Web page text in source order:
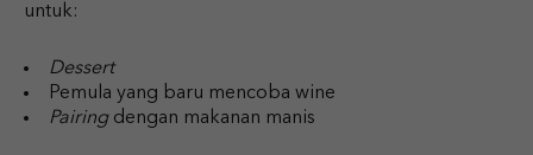
untuk:
Dessert
Pemula yang baru mencoba wine
Pairing dengan makanan manis